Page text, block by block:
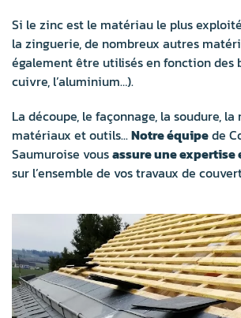
Si le zinc est le matériau le plus
la zinguerie, de nombreux autres
également être utilisés en fonction des
cuivre, l’aluminium…).
La découpe, le façonnage, la soudure,
matériaux et outils...Notre équipede
Saumuroise vousassure une
sur l’ensemble de vos travaux de